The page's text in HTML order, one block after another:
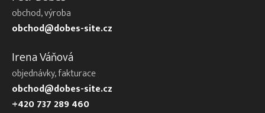
obchod, výroba
obchod@dobes-site.cz
Irena Váňová
objednávky, fakturace
obchod@dobes-site.cz
+420 737 289 460